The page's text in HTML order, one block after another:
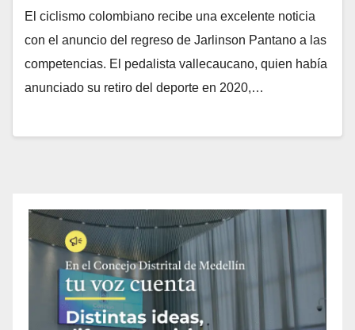
El ciclismo colombiano recibe una excelente noticia
con el anuncio del regreso de Jarlinson Pantano a las
competencias. El pedalista vallecaucano, quien había
anunciado su retiro del deporte en 2020,…